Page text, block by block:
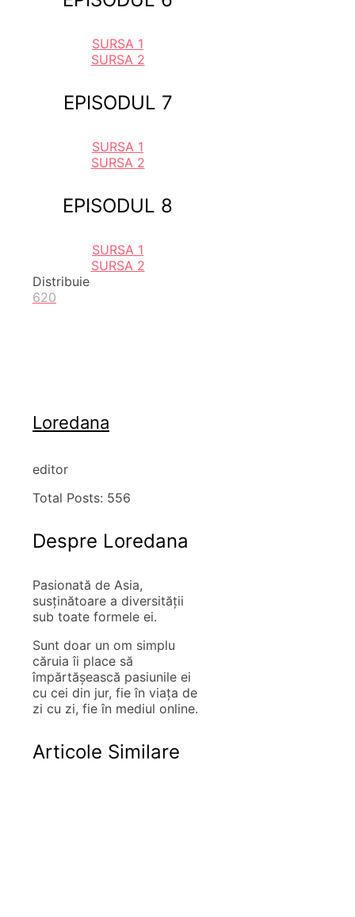
SURSA 1
SURSA 2
EPISODUL 7
SURSA 1
SURSA 2
EPISODUL 8
SURSA 1
SURSA 2
Distribuie
620
Loredana
editor
Total Posts: 556
Despre Loredana
Pasionată de Asia,
susţinătoare a diversităţii
sub toate formele ei.
Sunt doar un om simplu
căruia îi place să
împărtăşească pasiunile ei
cu cei din jur, fie în viaţa de
zi cu zi, fie în mediul online.
Articole Similare